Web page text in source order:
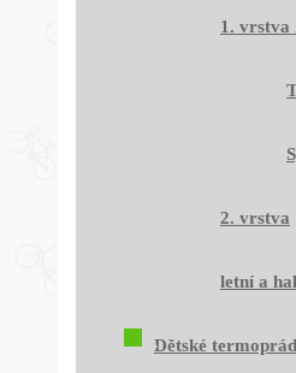
1. vrstva
2. vrstva
letní a
Dětské